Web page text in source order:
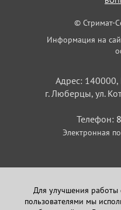
© Стримат-
Информация на
Адрес: 140000,
г. Люберцы, ул.
Телефон:
Электронная
Для улучшения работы
пользователями мы